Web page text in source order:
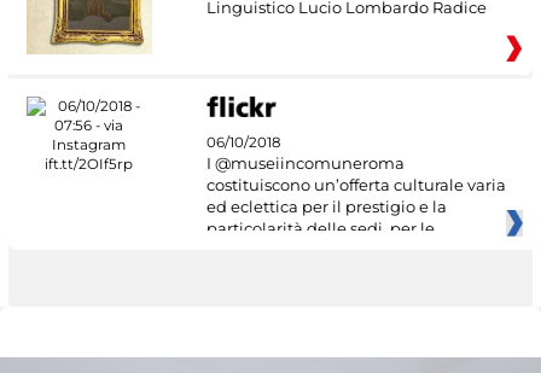
Linguistico Lucio Lombardo Radice
06/10/2018
I @museiincomuneroma
costituiscono un’offerta culturale varia
ed eclettica per il prestigio e la
particolarità delle sedi, per le